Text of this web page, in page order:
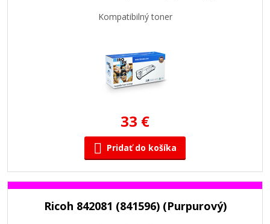
Kompatibilný toner
33 €
Pridať do košíka
Ricoh 842081 (841596) (Purpurový)